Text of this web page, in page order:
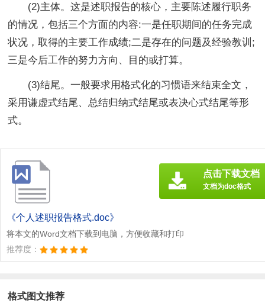
(2)主体。这是述职报告的核心，主要陈述履行职务
的情况，包括三个方面的内容:一是任职期间的任务完成
状况，取得的主要工作成绩;二是存在的问题及经验教训;
三是今后工作的努力方向、目的或打算。
(3)结尾。一般要求用格式化的习惯语来结束全文，
采用谦虚式结尾、总结归纳式结尾或表决心式结尾等形
式。
《个人述职报告格式.doc》
将本文的Word文档下载到电脑，方便收藏和打印
推荐度：
点击下载文档
文档为doc格式
格式图文推荐